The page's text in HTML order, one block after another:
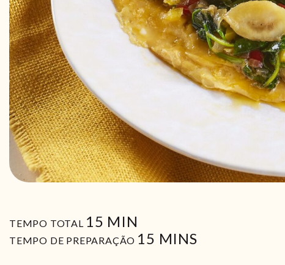
TEMPO TOTAL 15 MIN
MIN
TEMPO DE PREPARAÇÃO 15 MIN
MINS